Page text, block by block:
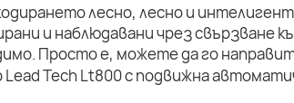
лесно, лесно и
и наблюдавани чрез свързване
Просто е, можете да го